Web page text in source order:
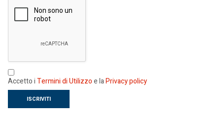
Accetto iTermini di Utilizzoe laPrivacy policy